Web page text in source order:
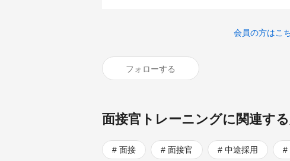
会員の方はこ
フォローする
面接官トレーニングに関連す
面接 面接官 中途採用